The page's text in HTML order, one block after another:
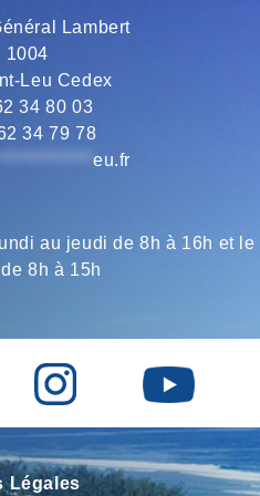
m p
Lambert
1004
Leu Cedex
34 80 03
34 79 78
*************eu.fr
au jeudi de 8h à 16h et le
8h à 15h
Légales